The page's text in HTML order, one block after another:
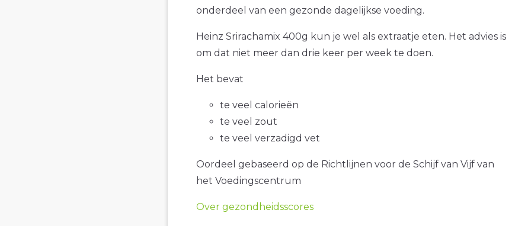
onderdeel van een gezonde dagelijkse voeding.
Heinz Srirachamix 400g kun je wel als extraatje eten. Het advies is
om dat niet meer dan drie keer per week te doen.
Het bevat
te veel calorieën
te veel zout
te veel verzadigd vet
Oordeel gebaseerd op de Richtlijnen voor de Schijf van Vijf van
het Voedingscentrum
Over gezondheidsscores